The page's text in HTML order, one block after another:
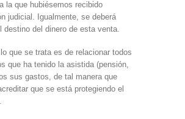
la que hubiésemos recibido
judicial. Igualmente, se deberá
destino del dinero de esta venta.
que se trata es de relacionar todos
que ha tenido la asistida (pensión,
sus gastos, de tal manera que
que se está protegiendo el